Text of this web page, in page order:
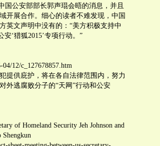
国公安部部长郭声琨会晤的消息，并且
开展合作。细心的读者不难发现，中国
英文声明中没有的：“美方积极支持中
‘猎狐2015’专项行动。”
12/c_127678857.htm
提供庇护，将在各自法律范围内，努力
外逃腐败分子的“天网”行动和公安
of Homeland Security Jeh Johnson and